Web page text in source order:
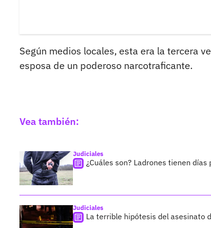
Según medios locales, esta era la tercera
esposa de un poderoso narcotraficante.
Vea también:
Judiciales
¿Cuáles son? Ladrones tienen
Judiciales
La terrible hipótesis del asesinato